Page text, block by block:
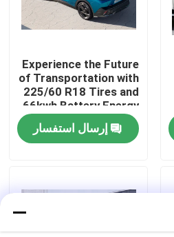
Experience the Future
of Transportation with
225/60 R18 Tires and
66kwh Battery Energy
Zero Emission Cars
إرسال استفسار